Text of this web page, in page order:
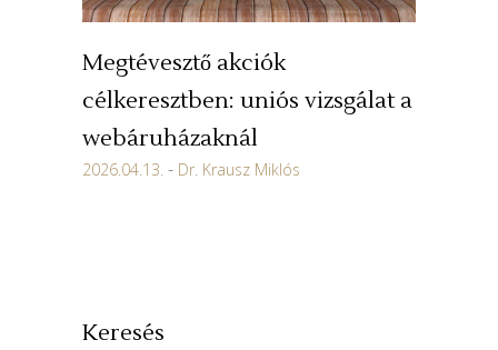
Megtévesztő akciók
célkeresztben: uniós vizsgálat a
webáruházaknál
2026.04.13. Dr. Krausz Miklós
Keresés